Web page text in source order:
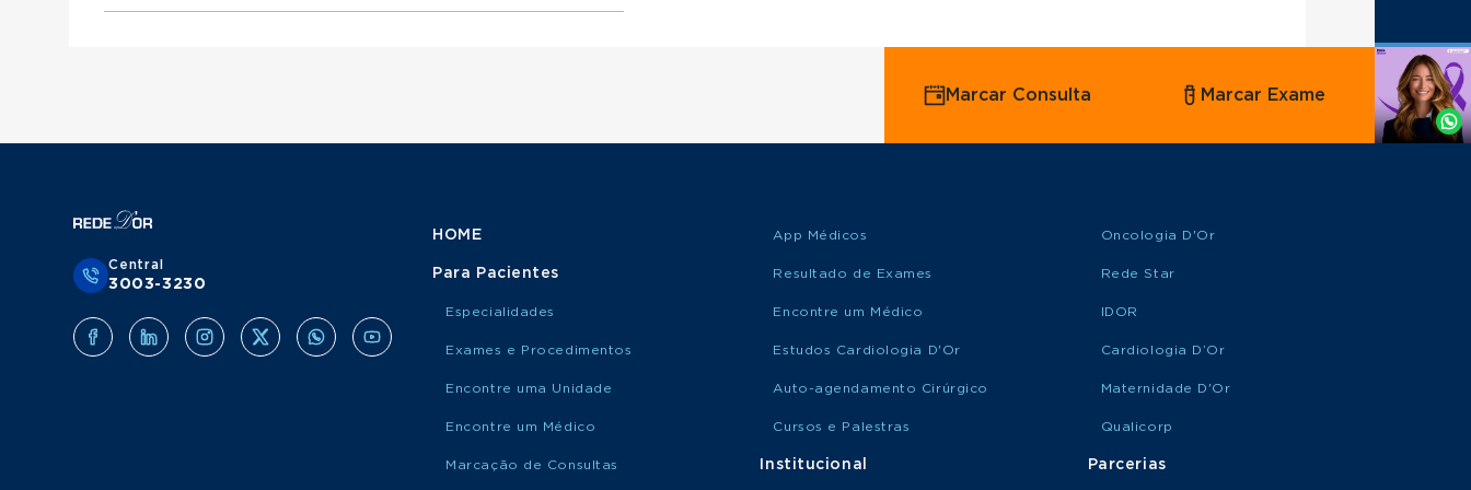
Urologista atende Porto Saúde
Agende
Whatsapp
Marcar Consulta Marcar Exame
Central
3003-3230
HOME
Para Pacientes
Especialidades
Exames e Procedimentos
Encontre uma Unidade
Encontre um Médico
Marcação de Consultas
App Médicos
Resultado de Exames
Encontre um Médico
Estudos Cardiologia D'Or
Auto-agendamento Cirúrgico
Cursos e Palestras
Institucional
Oncologia D'Or
Rede Star
IDOR
Cardiologia D’Or
Maternidade D'Or
Qualicorp
Parcerias